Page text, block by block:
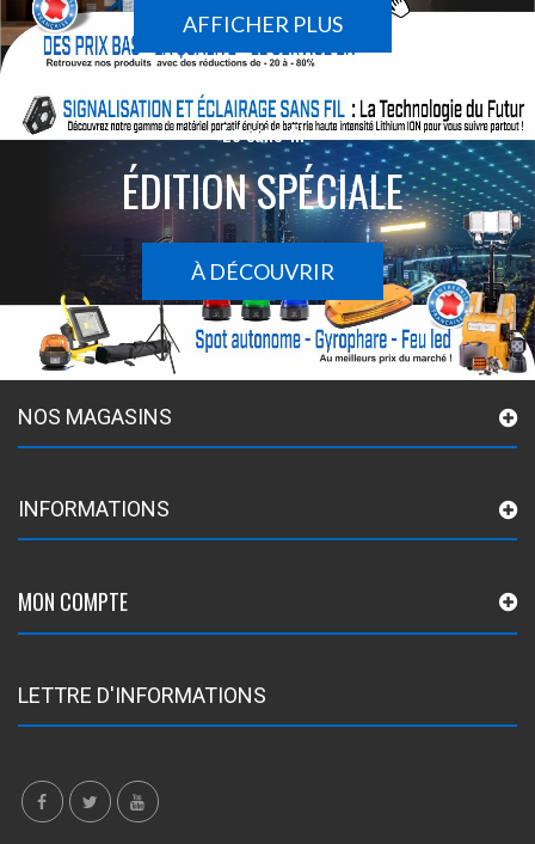
AFFICHER PLUS
Le sans-fil
ÉDITION SPÉCIALE
À DÉCOUVRIR
NOS MAGASINS
INFORMATIONS
MON COMPTE
LETTRE D'INFORMATIONS